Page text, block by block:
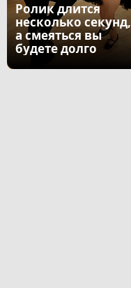
Ролик длится
несколько секунд,
а смеяться вы
будете долго